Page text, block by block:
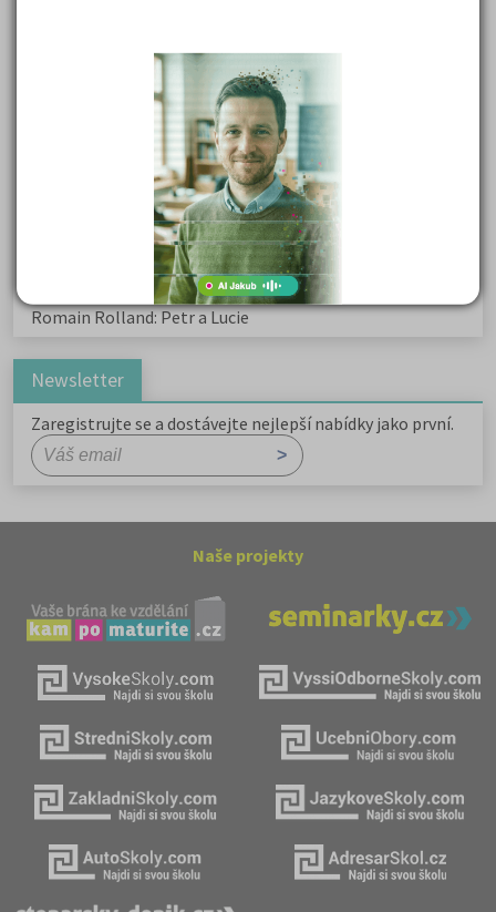
Kritika hry M. L. King v Salesiánském divadle
Důležité reakce organických sloučenin a jejich význam
Zákonitosti v elektronové struktuře
Základní charakteristiky obyvatelstva a geografie sídel
Karel Hynek Mácha: Máj
Karel Havlíček Borovský: Tyrolské elegie
Romain Rolland: Petr a Lucie
Newsletter
Zaregistrujte se a dostávejte nejlepší nabídky jako první.
Naše projekty